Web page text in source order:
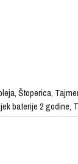
Štoperica,
baterije 2 godine,